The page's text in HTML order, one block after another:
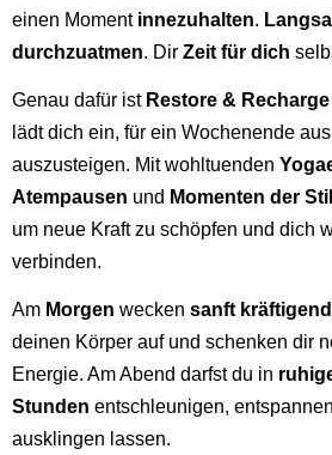
einen Moment innezuhalten.
durchzuatmen. Dir Zeit für dich
Genau dafür ist Restore & Recharge
lädt dich ein, für ein Wochenende
auszusteigen. Mit wohltuenden
Atempausen und Momenten der
um neue Kraft zu schöpfen und dich
verbinden.
Am Morgen wecken sanft
deinen Körper auf und schenken dir
Energie. Am Abend darfst du in
Stunden entschleunigen,
ausklingen lassen.